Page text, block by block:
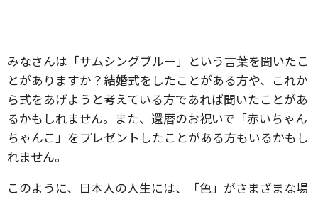
みなさんは「サムシングブルー」という言葉を聞いたこ
とがありますか？結婚式をしたことがある方や、これか
ら式をあげようと考えている方であれば聞いたことがあ
るかもしれません。また、還暦のお祝いで「赤いちゃん
ちゃんこ」をプレゼントしたことがある方もいるかもし
れません。
このように、日本人の人生には、「色」がさまざまな場